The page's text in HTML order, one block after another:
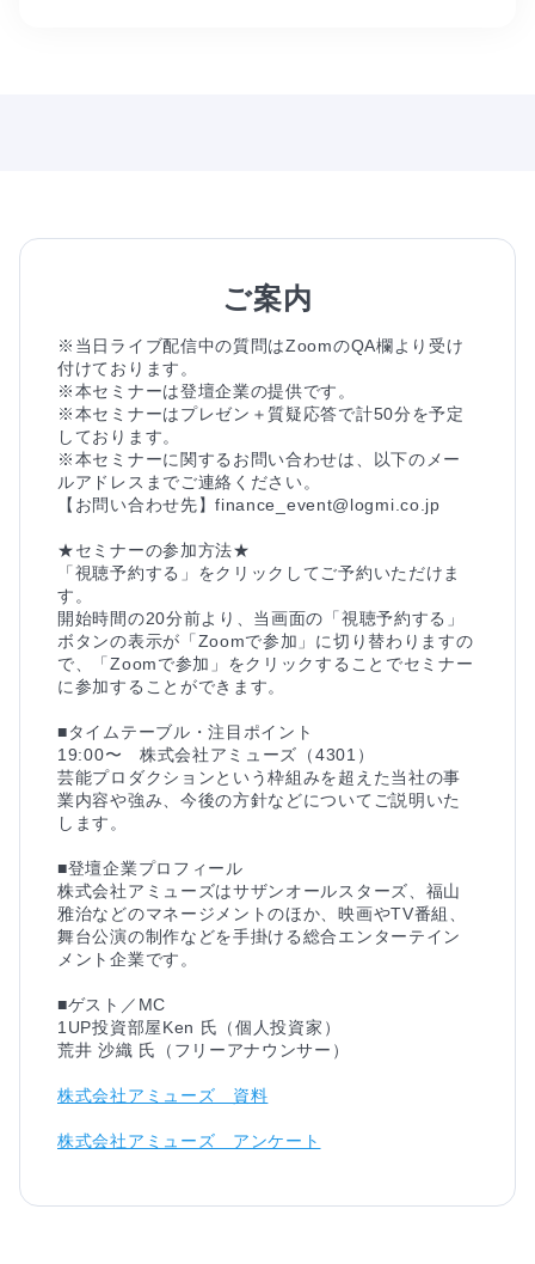
ご案内
※当日ライブ配信中の質問はZoomのQA欄より受け
付けております。
※本セミナーは登壇企業の提供です。
※本セミナーはプレゼン＋質疑応答で計50分を予定
しております。
※本セミナーに関するお問い合わせは、以下のメー
ルアドレスまでご連絡ください。
【お問い合わせ先】finance_event@logmi.co.jp
★セミナーの参加方法★
「視聴予約する」をクリックしてご予約いただけま
す。
開始時間の20分前より、当画面の「視聴予約する」
ボタンの表示が「Zoomで参加」に切り替わりますの
で、「Zoomで参加」をクリックすることでセミナー
に参加することができます。
■タイムテーブル・注目ポイント
19:00〜　株式会社アミューズ（4301）
芸能プロダクションという枠組みを超えた当社の事
業内容や強み、今後の方針などについてご説明いた
します。
■登壇企業プロフィール
株式会社アミューズはサザンオールスターズ、福山
雅治などのマネージメントのほか、映画やTV番組、
舞台公演の制作などを手掛ける総合エンターテイン
メント企業です。
■ゲスト／MC
1UP投資部屋Ken 氏（個人投資家）
株式会社アミューズ　資料
株式会社アミューズ　アンケート